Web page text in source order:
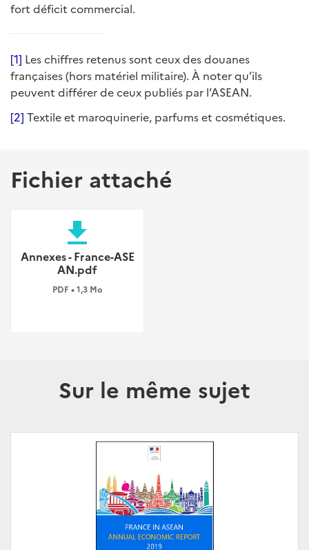
fort déficit commercial.
[1] Les chiffres retenus sont ceux des douanes
françaises (hors matériel militaire). À noter qu’ils
peuvent différer de ceux publiés par l’ASEAN.
[2] Textile et maroquinerie, parfums et cosmétiques.
Fichier attaché
file_download
Annexes - France-ASE
AN.pdf
PDF • 1,3 Mo
Sur le même sujet